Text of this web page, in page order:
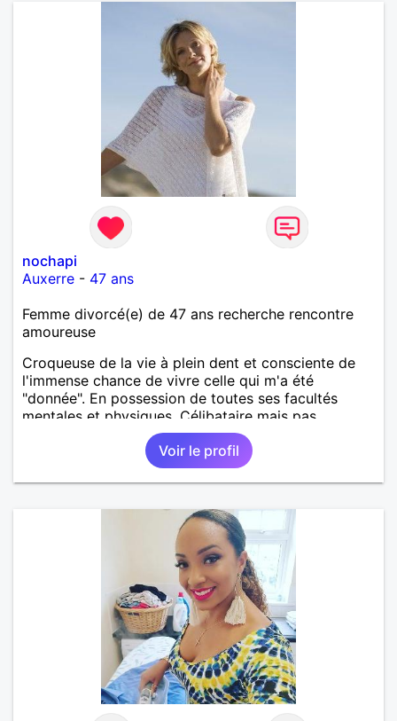
nochapi
Auxerre - 47 ans
Femme divorcé(e) de 47 ans recherche rencontre
amoureuse
Croqueuse de la vie à plein dent et consciente de
l'immense chance de vivre celle qui m'a été
"donnée". En possession de toutes ses facultés
mentales et physiques. Célibataire mais pas
solitaire, je mène une vie bien remplie. Je ne suis
pas sur ce site par dépit, ni en tant que
représentatrice de la Femme Divorcée Mal dans sa
peau. A bientôt.
Voir le profil